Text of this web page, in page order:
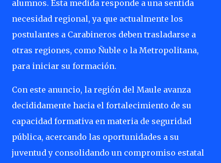
alumnos. Esta medida responde a una sentida
necesidad regional, ya que actualmente los
postulantes a Carabineros deben trasladarse a
otras regiones, como Ñuble o la Metropolitana,
para iniciar su formación.
Con este anuncio, la región del Maule avanza
decididamente hacia el fortalecimiento de su
capacidad formativa en materia de seguridad
pública, acercando las oportunidades a su
juventud y consolidando un compromiso estatal